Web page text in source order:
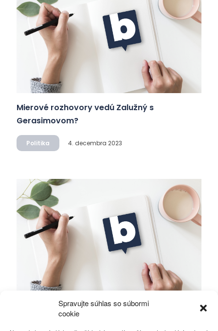
Spravujte súhlas so súbormi
cookie
Mierové rozhovory vedú Zalužný s
Gerasimovom?
Politika 4. decembra 2023
Ficova vláda a médiá…